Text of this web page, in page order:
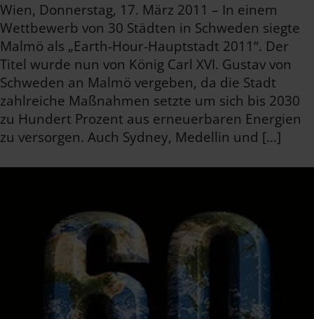
Wien, Donnerstag, 17. März 2011 – In einem
Wettbewerb von 30 Städten in Schweden siegte
Malmö als „Earth-Hour-Hauptstadt 2011“. Der
Titel wurde nun von König Carl XVI. Gustav von
Schweden an Malmö vergeben, da die Stadt
zahlreiche Maßnahmen setzte um sich bis 2030
zu Hundert Prozent aus erneuerbaren Energien
zu versorgen. Auch Sydney, Medellin und […]